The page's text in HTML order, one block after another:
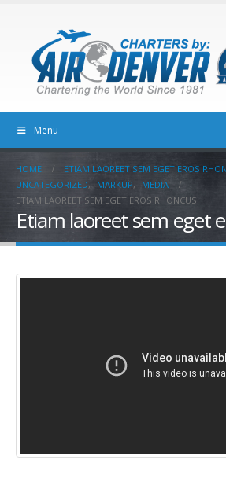
Menu
HOME
ETIAM LAOREET SEM EGET EROS
UNCATEGORIZED, MARKUP,
MEDIA
ETIAM LAOREET SEM EGET EROS RHONCUS
Etiam laoreet sem eget